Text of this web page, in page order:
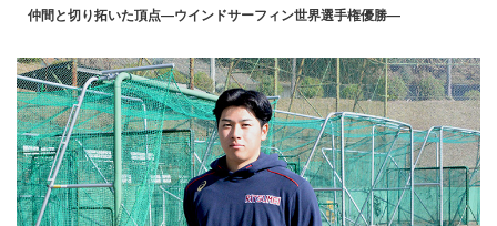
仲間と切り拓いた頂点―ウインドサーフィン世界選手権優勝―